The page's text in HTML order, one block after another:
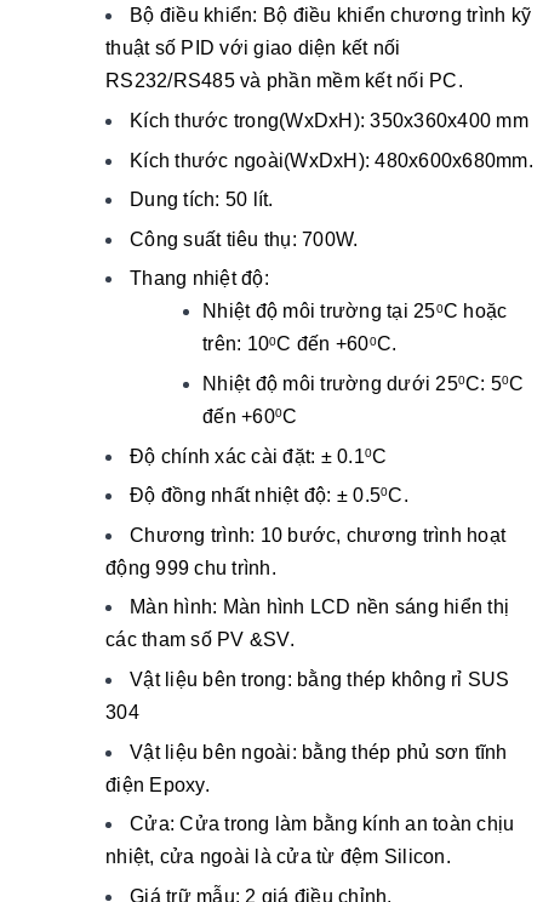
Bộ điều khiển: Bộ điều khiển chương trình kỹ
thuật số PID với giao diện kết nối
RS232/RS485 và phần mềm kết nối PC.
Kích thước trong(WxDxH): 350x360x400 mm
Kích thước ngoài(WxDxH): 480x600x680mm.
Dung tích: 50 lít.
Công suất tiêu thụ: 700W.
Thang nhiệt độ:
Nhiệt độ môi trường tại 250C hoặc
trên: 100C đến +600C.
Nhiệt độ môi trường dưới 250C: 50C
đến +600C
Độ chính xác cài đặt: ± 0.10C
Độ đồng nhất nhiệt độ: ± 0.50C.
Chương trình: 10 bước, chương trình hoạt
động 999 chu trình.
Màn hình: Màn hình LCD nền sáng hiển thị
các tham số PV &SV.
Vật liệu bên trong: bằng thép không rỉ SUS
304
Vật liệu bên ngoài: bằng thép phủ sơn tĩnh
điện Epoxy.
Cửa: Cửa trong làm bằng kính an toàn chịu
nhiệt, cửa ngoài là cửa từ đệm Silicon.
Giá trữ mẫu: 2 giá điều chỉnh.